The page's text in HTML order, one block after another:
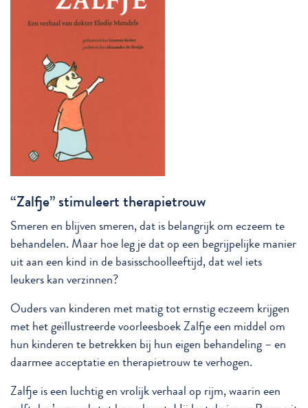
“Zalfje” stimuleert therapietrouw
Smeren en blijven smeren, dat is belangrijk om eczeem te
behandelen. Maar hoe leg je dat op een begrijpelijke manier
uit aan een kind in de basisschoolleeftijd, dat wel iets
leukers kan verzinnen?
Ouders van kinderen met matig tot ernstig eczeem krijgen
met het geïllustreerde voorleesboek Zalfje een middel om
hun kinderen te betrekken bij hun eigen behandeling – en
daarmee acceptatie en therapietrouw te verhogen.
Zalfje is een luchtig en vrolijk verhaal op rijm, waarin een